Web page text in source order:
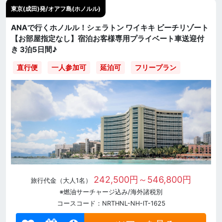
東京(成田)発/オアフ島(ホノルル)
ANAで行くホノルル！シェラトン ワイキキ ビーチリゾート
【お部屋指定なし】宿泊お客様専用プライベート車送迎付
き 3泊5日間♪
直行便 一人参加可 延泊可 フリープラン
旅行代金（大人1名） 242,500円～546,800円
※燃油サーチャージ込み/海外諸税別
コースコード：NRTHNL-NH-IT-1625